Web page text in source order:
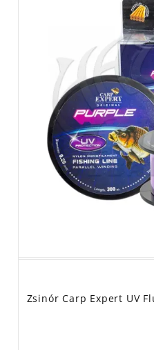
Zsinór Carp Expert UV